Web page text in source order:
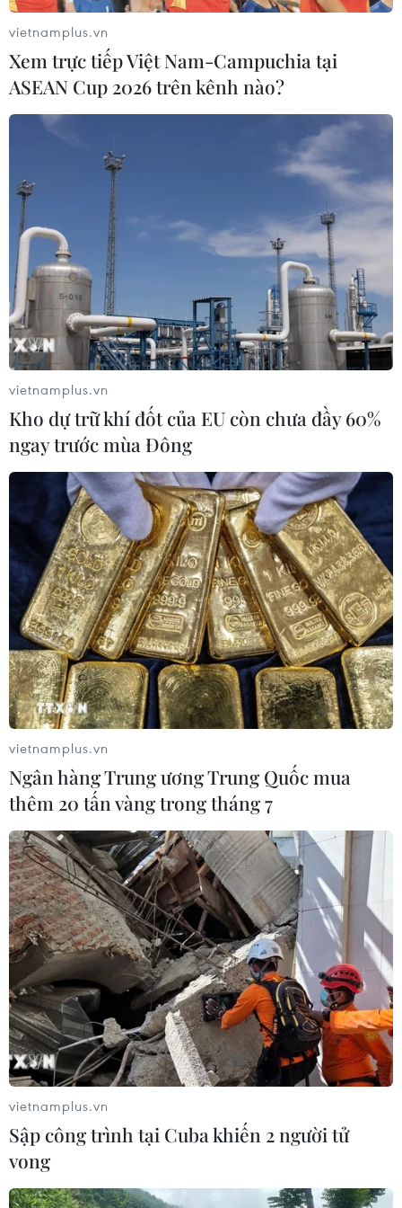
#Bóng đá #Bayern Munich
#Thomas Müller
#Carlo Ancelotti
#Sơ đồ chiến thuật
#Vị trí
#Luyện tập
Đức
Theo dõi VietnamPlus
TIN LIÊN QUAN
Thomas Müller: "Tôi thực sự thất vọng, tôi
đã không đủ tự tin"
06/11/2016 13:40
Trả lời phỏng vấn DFB.de sau trận hòa đáng thất vọng
ngay tại Allianz Arena giữa Bayern và Hoffenheim,
Thomas Müller đã không giấu nổi sự thất vọng với chính
mình và thừa nhận anh đã thiếu tự tin...
vietnamplus.vn
Xem trực tiếp Việt Nam-Campuchia tại
ASEAN Cup 2026 trên kênh nào?
vietnamplus.vn
Kho dự trữ khí đốt của EU còn chưa đầy 60%
ngay trước mùa Đông
vietnamplus.vn
Ngân hàng Trung ương Trung Quốc mua
thêm 20 tấn vàng trong tháng 7
vietnamplus.vn
Sập công trình tại Cuba khiến 2 người tử
vong